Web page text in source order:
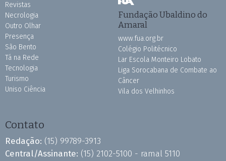
Revistas
Necrologia
Outro Olhar
Presença
São Bento
Tá na Rede
Tecnologia
Turismo
Uniso Ciência
Fundação Ubaldino do
Amaral
www.fua.org.br
Colégio Politécnico
Lar Escola Monteiro Lobato
Liga Sorocabana de Combate ao
Câncer
Vila dos Velhinhos
Contato
Redação: (15) 99789-3913
Central/Assinante: (15) 2102-5100 - ramal 5110